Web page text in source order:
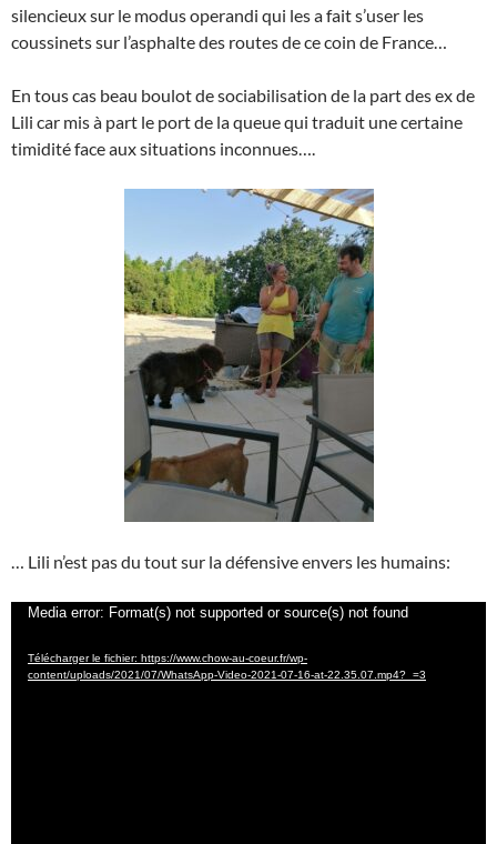
silencieux sur le modus operandi qui les a fait s’user les
coussinets sur l’asphalte des routes de ce coin de France…
En tous cas beau boulot de sociabilisation de la part des ex de
Lili car mis à part le port de la queue qui traduit une certaine
timidité face aux situations inconnues….
… Lili n’est pas du tout sur la défensive envers les humains:
Lecteur
Media error: Format(s) not supported or source(s) not found
Télécharger le fichier: https://www.chow-au-coeur.fr/wp-
content/uploads/2021/07/WhatsApp-Video-2021-07-16-at-22.35.07.mp4?_=3